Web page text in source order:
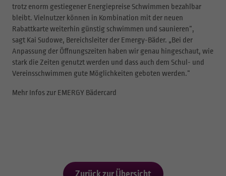
trotz enorm gestiegener Energiepreise Schwimmen bezahlbar
bleibt. Vielnutzer können in Kombination mit der neuen
Rabattkarte weiterhin günstig schwimmen und saunieren“,
sagt Kai Sudowe, Bereichsleiter der Emergy-Bäder. „Bei der
Anpassung der Öffnungszeiten haben wir genau hingeschaut, wie
stark die Zeiten genutzt werden und dass auch dem Schul- und
Vereinsschwimmen gute Möglichkeiten geboten werden.“
Mehr Infos zur EMERGY Bädercard
Zurück zur Übersicht